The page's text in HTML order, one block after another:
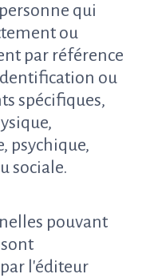
qui
ou
par référence
ou
spécifiques,
psychique,
sociale.
pouvant
l'éditeur